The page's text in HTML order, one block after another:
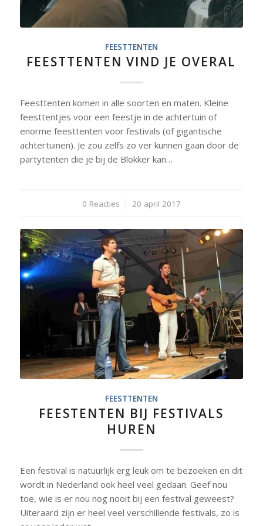
FEESTTENTEN
FEESTTENTEN VIND JE OVERAL
Feesttenten komen in alle soorten en maten. Kleine
feesttentjes voor een feestje in de achtertuin of
enorme feesttenten voor festivals (of gigantische
achtertuinen). Je zou zelfs zo ver kunnen gaan door de
partytenten die je bij de Blokker kan…
0 Reacties
/ 20 april 2017
FEESTTENTEN
FEESTENTEN BIJ FESTIVALS
HUREN
Een festival is natuurlijk erg leuk om te bezoeken en dit
wordt in Nederland ook heel veel gedaan. Geef nou
toe, wie is er nou nog nooit bij een festival geweest?
Uiteraard zijn er heel veel verschillende festivals, zo is